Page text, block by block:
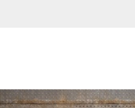
Previous